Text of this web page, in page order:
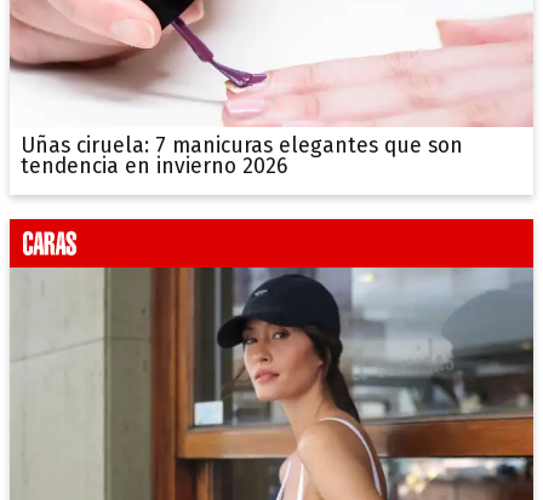
Uñas ciruela: 7 manicuras elegantes que son
tendencia en invierno 2026